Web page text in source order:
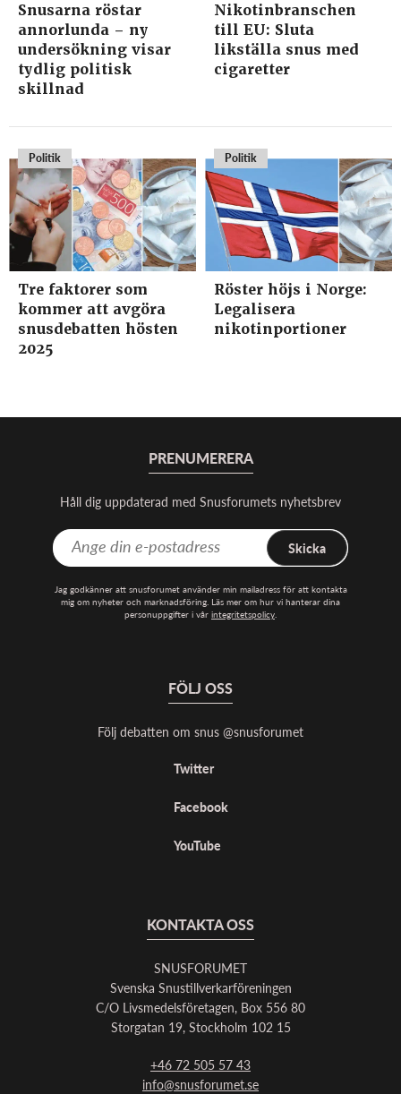
Snusarna röstar
annorlunda – ny
undersökning visar
tydlig politisk
skillnad
Nikotinbranschen
till EU: Sluta
likställa snus med
cigaretter
Politik
Tre faktorer som
kommer att avgöra
snusdebatten hösten
2025
Politik
Röster höjs i Norge:
Legalisera
nikotinportioner
PRENUMERERA
Håll dig uppdaterad med Snusforumets nyhetsbrev
Skicka
Jag godkänner att snusforumet använder min mailadress för att kontakta
mig om nyheter och marknadsföring. Läs mer om hur vi hanterar dina
personuppgifter i vår integritetspolicy.
FÖLJ OSS
Följ debatten om snus @snusforumet
Twitter
Facebook
YouTube
KONTAKTA OSS
SNUSFORUMET
Svenska Snustillverkarföreningen
C/O Livsmedelsföretagen, Box 556 80
Storgatan 19, Stockholm 102 15
+46 72 505 57 43
info@snusforumet.se